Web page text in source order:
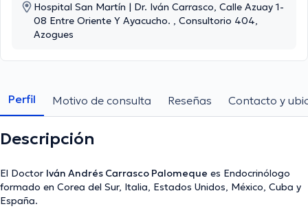
Hospital San Martín | Dr. Iván Carrasco, Calle Azuay 1-
08 Entre Oriente Y Ayacucho. , Consultorio 404,
Azogues
Perfil Motivo de consulta Reseñas Contacto y
Descripción
El Doctor Iván Andrés Carrasco Palomeque es Endocrinólogo
formado en Corea del Sur, Italia, Estados Unidos, México, Cuba y
España.